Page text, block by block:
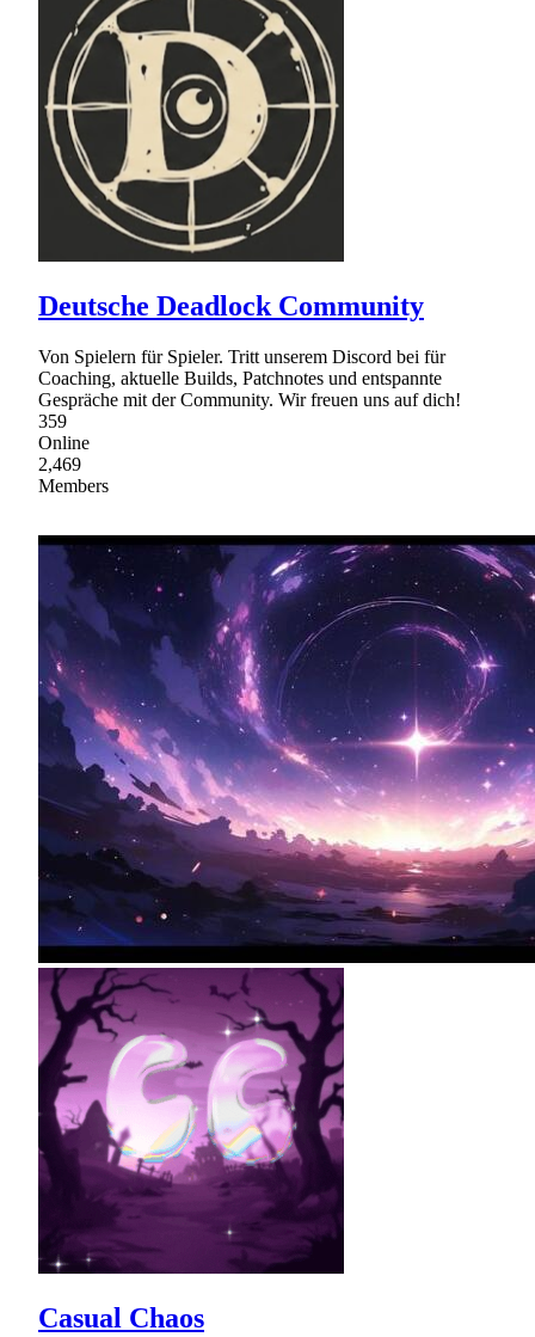
Deutsche Deadlock Community
Von Spielern für Spieler. Tritt unserem Discord bei für
Coaching, aktuelle Builds, Patchnotes und entspannte
Gespräche mit der Community. Wir freuen uns auf dich!
359
Online
2,469
Members
Casual Chaos